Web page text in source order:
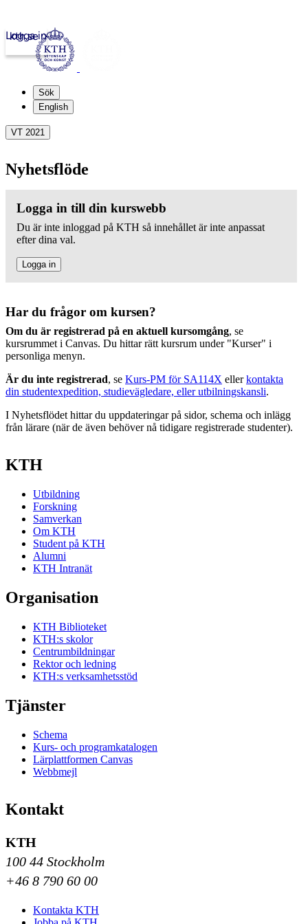
kth.se
Logga in
Sök
English
VT 2021
Nyhetsflöde
Logga in till din kurswebb
Du är inte inloggad på KTH så innehållet är inte anpassat
efter dina val.
Logga in
Har du frågor om kursen?
Om du är registrerad på en aktuell kursomgång, se
kursrummet i Canvas. Du hittar rätt kursrum under "Kurser" i
personliga menyn.
Är du inte registrerad, se Kurs-PM för SA114X ellerkontakta
din studentexpedition, studievägledare, eller utbilningskansli.
I Nyhetsflödet hittar du uppdateringar på sidor, schema och inlägg
från lärare (när de även behöver nå tidigare registrerade studenter).
KTH
Utbildning
Forskning
Samverkan
Om KTH
Student på KTH
Alumni
KTH Intranät
Organisation
KTH Biblioteket
KTH:s skolor
Centrumbildningar
Rektor och ledning
KTH:s verksamhetsstöd
Tjänster
Schema
Kurs- och programkatalogen
Lärplattformen Canvas
Webbmejl
Kontakt
KTH
100 44 Stockholm
+46 8 790 60 00
Kontakta KTH